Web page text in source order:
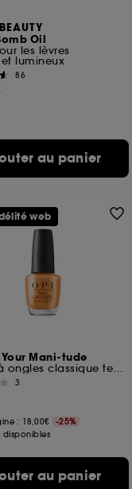
Oil
les lèvres
lumineux
86
au panier
Mani-tude
Vernis à ongles classique tenue jusqu'à 7 jours
3
: 18,00€
-25%
disponibles
au panier
web